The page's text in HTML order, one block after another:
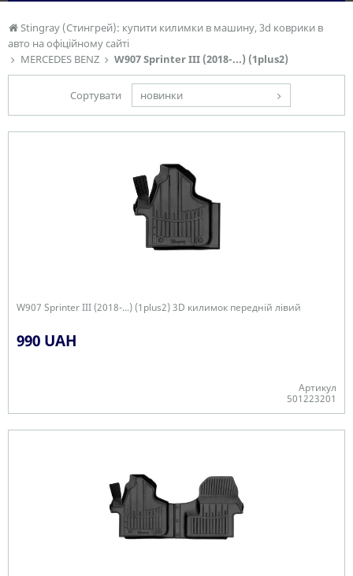
Stingray (Стингрей): купити килимки в машину, 3d коврики в
авто на офіційному сайті
MERCEDES BENZ
W907 Sprinter III (2018-...) (1plus2)
Сортувати новинки
W907 Sprinter III (2018-...) (1plus2) 3D килимок передній лівий
990 UAH
Артикул
501223201